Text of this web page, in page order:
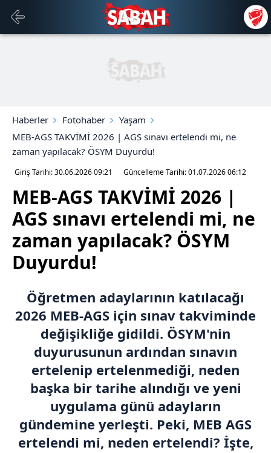
Haberler Fotohaber
Yaşam
MEB-AGS TAKVİMİ 2026 | AGS sınavı ertelendi mi, ne
zaman yapılacak? ÖSYM Duyurdu!
Giriş Tarihi: 30.06.202609:21 Güncelleme Tarihi: 01.07.202606:12
MEB-AGS TAKVİMİ 2026 |
AGS sınavı ertelendi mi, ne
zaman yapılacak? ÖSYM
Duyurdu!
Öğretmen adaylarının katılacağı
2026 MEB-AGS için sınav takviminde
değişikliğe gidildi. ÖSYM'nin
duyurusunun ardından sınavın
ertelenip ertelenmediği, neden
başka bir tarihe alındığı ve yeni
uygulama günü adayların
gündemine yerleşti. Peki, MEB AGS
ertelendi mi, neden ertelendi? İşte,